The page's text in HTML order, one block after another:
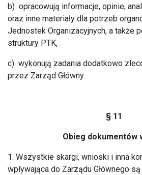
b) opracowują informacje, opinie,
oraz inne materiały dla potrzeb
Jednostek Organizacyjnych, a także
struktury PTK,
c) wykonują zadania dodatkowo
przez Zarząd Główny.
§ 11
Obieg dokumentów
1. Wszystkie skargi, wnioski i inna
wpływająca do Zarządu Głównego